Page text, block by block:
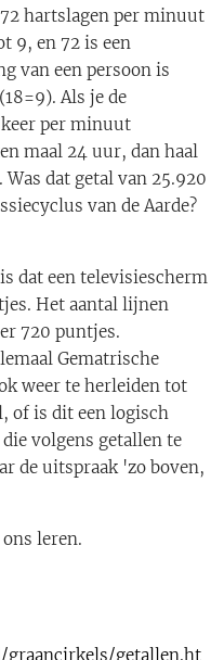
hartslagen per minuut
9, en 72 is een
van een persoon is
Als je de
per minuut
maal 24 uur, dan haal
dat getal van 25.920
van de Aarde?
dat een televisiescherm
Het aantal lijnen
720 puntjes.
Gematrische
weer te herleiden tot
of is dit een logisch
volgens getallen te
de uitspraak 'zo boven,
leren.
getallen.ht